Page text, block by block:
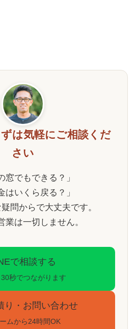
は気軽にご相談くだ
さい
窓でもできる？」
はいくら戻る？」
問からで大丈夫です。
業は一切しません。
で相談する
秒でつながります
り・お問い合わせ
ムから24時間OK